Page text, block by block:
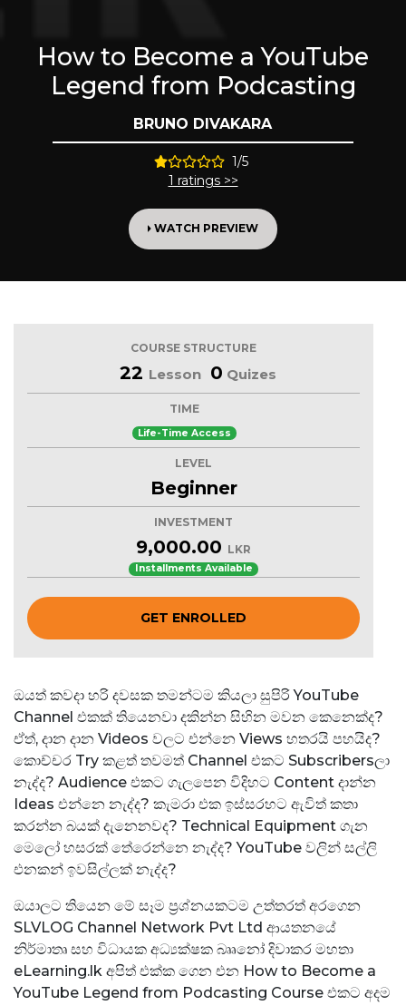
How to Become a YouTube
Legend from Podcasting
BRUNO DIVAKARA
1/5
1 ratings >>
WATCH PREVIEW
COURSE STRUCTURE
22 Lesson 0 Quizes
TIME
Life-Time Access
LEVEL
Beginner
INVESTMENT
9,000.00 LKR
Installments Available
GET ENROLLED
ඔයත් කවදා හරි දවසක තමන්ටම කියලා සුපිරි YouTube
Channel එකක් තියෙනවා දකින්න සිහින මවන කෙනෙක්ද?
ඒත්, දාන දාන Videos වලට එන්නෙ Views හතරයි පහයිද?
කොච්චර Try කළත් තවමත් Channel එකට Subscribersලා
නැද්ද? Audience එකට ගැලපෙන විදිහට Content දාන්න
Ideas එන්නෙ නැද්ද? කැමරා එක ඉස්සරහට ඇවිත් කතා
කරන්න බයක් දැනෙනවද? Technical Equipment ගැන
මෙලෝ හසරක් තේරෙන්නෙ නැද්ද? YouTube වලින් සල්ලි
එනකන් ඉවසිල්ලක් නැද්ද?
ඔයාලට තියෙන මේ සෑම ප්‍රශ්නයකටම උත්තරත් අරගෙන
SLVLOG Channel Network Pvt Ltd ආයතනයේ
නිර්මාතෘ සහ විධායක අධ්‍යක්ෂක බෲනෝ දිවාකර මහතා
eLearning.lk අපිත් එක්ක ගෙන එන How to Become a
YouTube Legend from Podcasting Course එකට අදම